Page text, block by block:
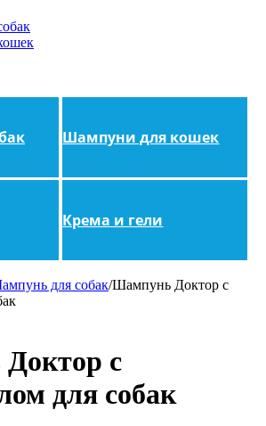
Шампуни для кошек
Крема и гели
для собак/Шампунь Доктор с
с
для собак